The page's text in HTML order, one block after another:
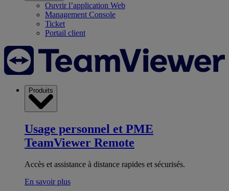
Ouvrir l’application Web
Management Console
Ticket
Portail client
Produits
Usage personnel et PME
TeamViewer Remote
Accès et assistance à distance rapides et sécurisés.
En savoir plus